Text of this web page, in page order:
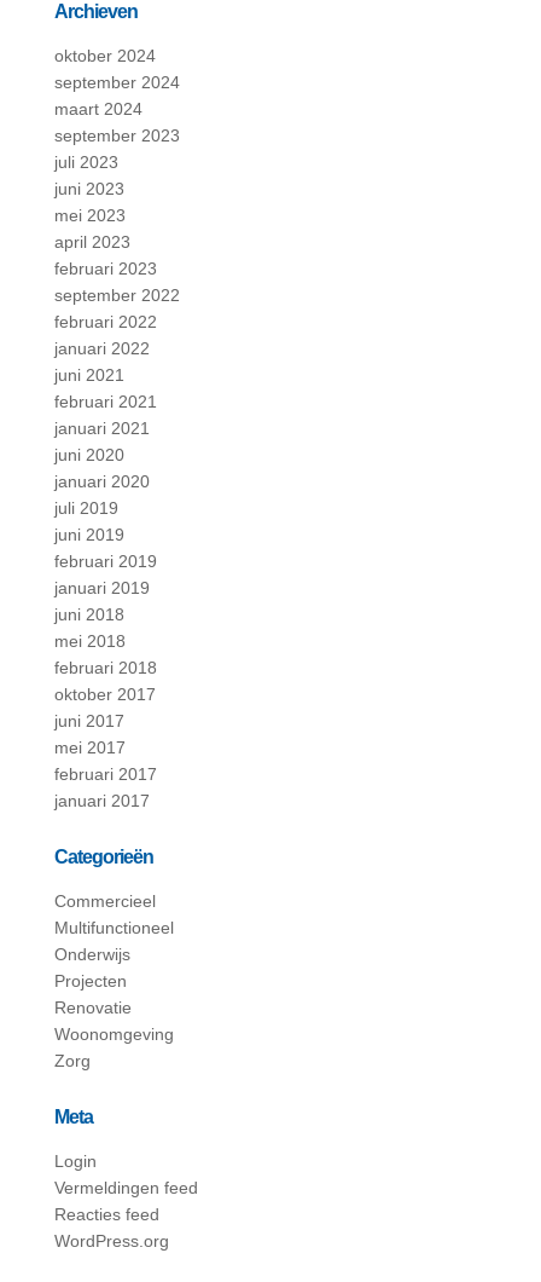
Archieven
oktober 2024
september 2024
maart 2024
september 2023
juli 2023
juni 2023
mei 2023
april 2023
februari 2023
september 2022
februari 2022
januari 2022
juni 2021
februari 2021
januari 2021
juni 2020
januari 2020
juli 2019
juni 2019
februari 2019
januari 2019
juni 2018
mei 2018
februari 2018
oktober 2017
juni 2017
mei 2017
februari 2017
januari 2017
Categorieën
Commercieel
Multifunctioneel
Onderwijs
Projecten
Renovatie
Woonomgeving
Zorg
Meta
Login
Vermeldingen feed
Reacties feed
WordPress.org